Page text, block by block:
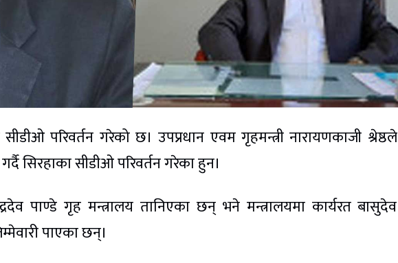
परिवर्तन गरेको छ। उपप्रधान एवम गृहमन्त्री नारायणकाजी श्रेष्ठले
सिरहाका सीडीओ परिवर्तन गरेका हुन।
पाण्डे गृह मन्त्रालय तानिएका छन् भने मन्त्रालयमा कार्यरत बासुदेव
पाएका छन्।